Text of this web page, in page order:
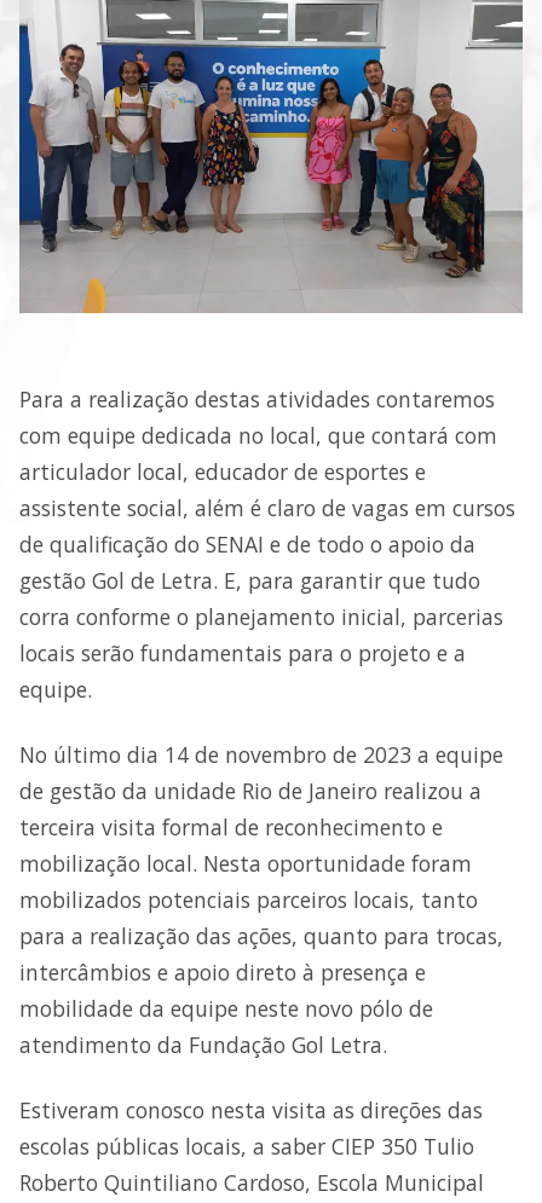
Para a realização destas atividades contaremos
com equipe dedicada no local, que contará com
articulador local, educador de esportes e
assistente social, além é claro de vagas em cursos
de qualificação do SENAI e de todo o apoio da
gestão Gol de Letra. E, para garantir que tudo
corra conforme o planejamento inicial, parcerias
locais serão fundamentais para o projeto e a
equipe.
No último dia 14 de novembro de 2023 a equipe
de gestão da unidade Rio de Janeiro realizou a
terceira visita formal de reconhecimento e
mobilização local. Nesta oportunidade foram
mobilizados potenciais parceiros locais, tanto
para a realização das ações, quanto para trocas,
intercâmbios e apoio direto à presença e
mobilidade da equipe neste novo pólo de
atendimento da Fundação Gol Letra.
Estiveram conosco nesta visita as direções das
escolas públicas locais, a saber CIEP 350 Tulio
Roberto Quintiliano Cardoso, Escola Municipal